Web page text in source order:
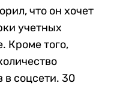
что он хочет
учетных
Кроме того,
в соцсети. 30